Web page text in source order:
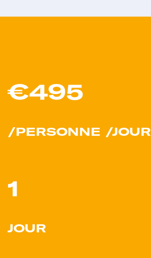
€495
/PERSONNE /JOUR
1
JOUR